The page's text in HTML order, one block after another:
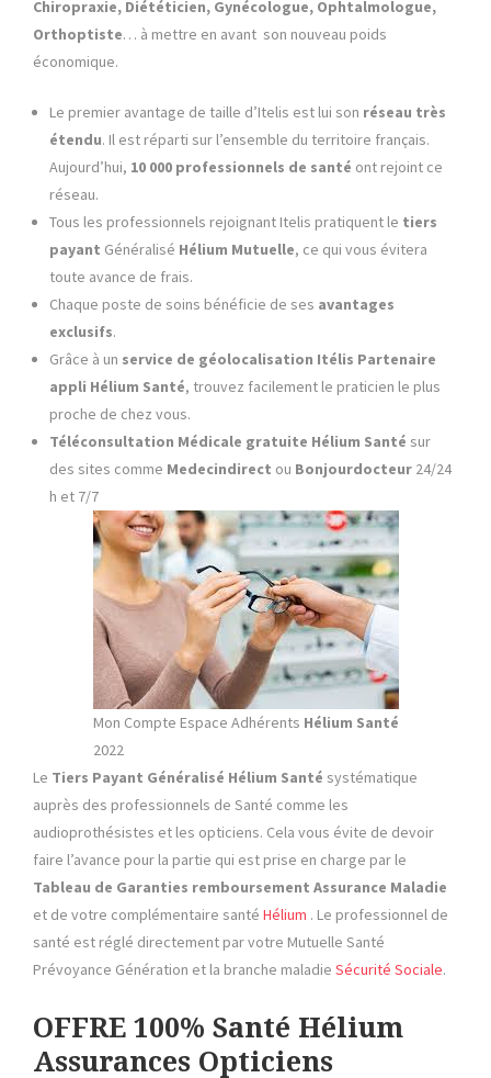
Chiropraxie, Diététicien, Gynécologue, Ophtalmologue,
Orthoptiste… à mettre en avant son nouveau poids
économique.
Le premier avantage de taille d’Itelis est lui son réseau très
étendu. Il est réparti sur l’ensemble du territoire français.
Aujourd’hui, 10 000 professionnels de santé ont rejoint ce
réseau.
Tous les professionnels rejoignant Itelis pratiquent le tiers
payant Généralisé Hélium Mutuelle, ce qui vous évitera
toute avance de frais.
Chaque poste de soins bénéficie de ses avantages
exclusifs.
Grâce à un service de géolocalisation Itélis Partenaire
appli Hélium Santé, trouvez facilement le praticien le plus
proche de chez vous.
Téléconsultation Médicale gratuite Hélium Santé sur
des sites comme Medecindirect ou Bonjourdocteur 24/24
h et 7/7
Mon Compte Espace Adhérents Hélium Santé
2022
Le Tiers Payant Généralisé Hélium Santé systématique
auprès des professionnels de Santé comme les
audioprothésistes et les opticiens. Cela vous évite de devoir
faire l’avance pour la partie qui est prise en charge par le
Tableau de Garanties remboursement Assurance Maladie
et de votre complémentaire santé Hélium . Le professionnel de
santé est réglé directement par votre Mutuelle Santé
Prévoyance Génération et la branche maladie Sécurité Sociale.
OFFRE 100% Santé Hélium
Assurances Opticiens